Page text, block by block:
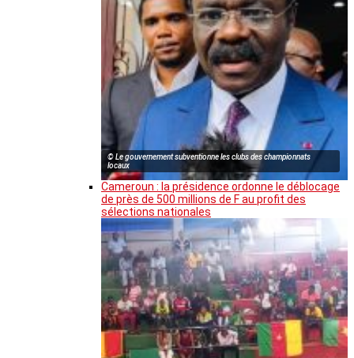
© Le gouvernement subventionne les clubs des championnats
locaux
Cameroun : la présidence ordonne le déblocage
de près de 500 millions de F au profit des
sélections nationales